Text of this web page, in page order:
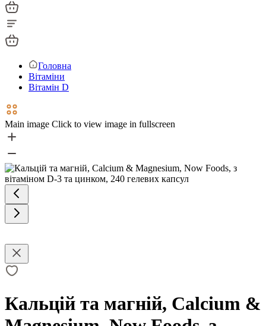
Головна
Вітаміни
Вітамін D
Main image Click to view image in fullscreen
Кальцій та магній, Calcium &